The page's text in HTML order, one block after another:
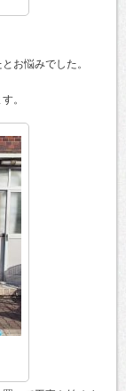
お悩みでした。
。